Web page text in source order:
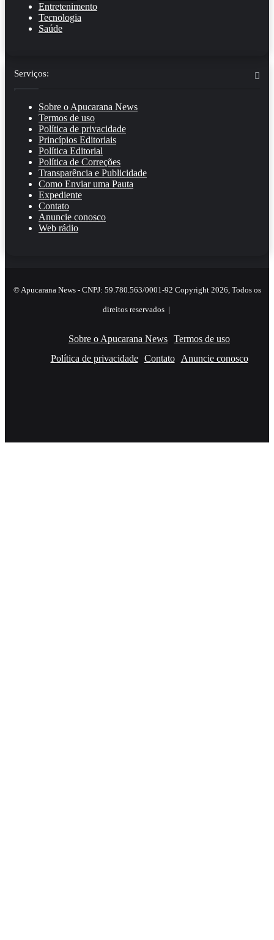
Entretenimento
Tecnologia
Saúde
Serviços:
Sobre o Apucarana News
Termos de uso
Política de privacidade
Princípios Editoriais
Política Editorial
Política de Correções
Transparência e Publicidade
Como Enviar uma Pauta
Expediente
Contato
Anuncie conosco
Web rádio
© Apucarana News - CNPJ: 59.780.563/0001-92 Copyright 2026, Todos os
direitos reservados |
Sobre o Apucarana News Termos de uso
Política de privacidade
Contato Anuncie conosco